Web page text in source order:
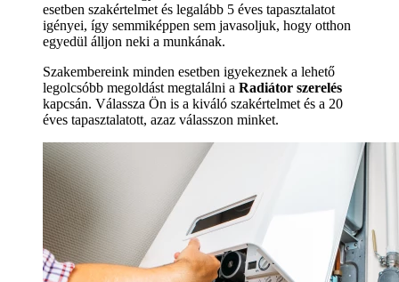
esetben szakértelmet és legalább 5 éves tapasztalatot
igényei, így semmiképpen sem javasoljuk, hogy otthon
egyedül álljon neki a munkának.
Szakembereink minden esetben igyekeznek a lehető
legolcsóbb megoldást megtalálni a Radiátor szerelés
kapcsán. Válassza Ön is a kiváló szakértelmet és a 20
éves tapasztalatott, azaz válasszon minket.